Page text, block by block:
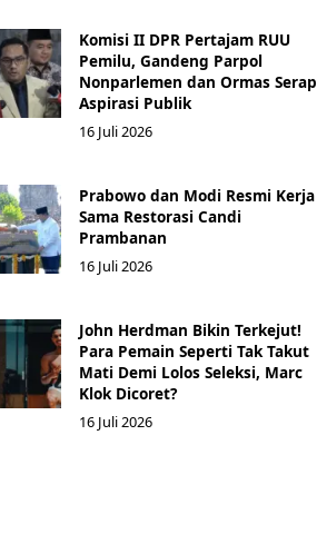
Komisi II DPR Pertajam RUU
Pemilu, Gandeng Parpol
Nonparlemen dan Ormas Serap
Aspirasi Publik
16 Juli 2026
Prabowo dan Modi Resmi Kerja
Sama Restorasi Candi
Prambanan
16 Juli 2026
John Herdman Bikin Terkejut!
Para Pemain Seperti Tak Takut
Mati Demi Lolos Seleksi, Marc
Klok Dicoret?
16 Juli 2026